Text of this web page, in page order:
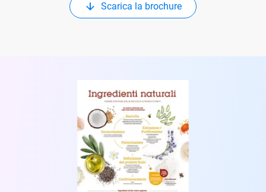
Scarica la brochure